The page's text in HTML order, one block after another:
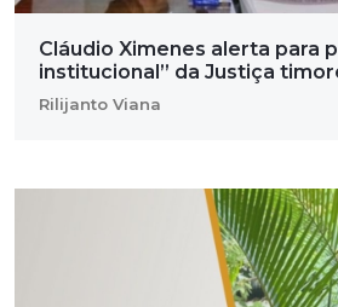
Cláudio Ximenes alerta para
institucional” da Justiça
Rilijanto Viana